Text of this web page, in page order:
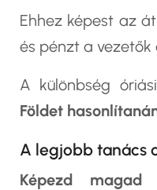
Ehhez képest az
és pénzt a vezetők
A különbség
Földet
A legjobb tanács
Képezd